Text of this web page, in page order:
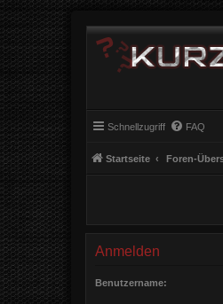
Schnellzugriff FAQ
Startseite Foren-
Anmelden
Benutzername: